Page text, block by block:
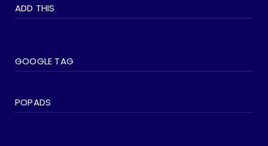
Madonna entra en su última era 'Popular'
con The Weeknd
ADD THIS
GOOGLE TAG
POPADS